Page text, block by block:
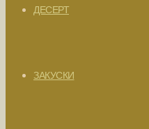
ДЕСЕРТ
ЗАКУСКИ